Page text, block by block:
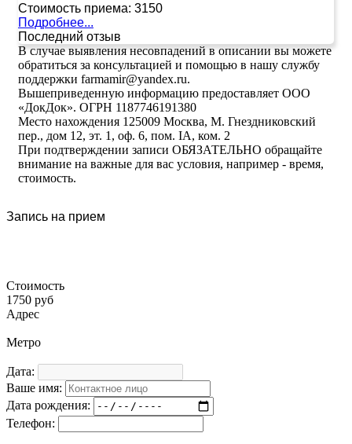
Стоимость приема: 3150
Подробнее...
Последний отзыв
В случае выявления несовпадений в описании вы можете
обратиться за консультацией и помощью в нашу службу
поддержки farmamir@yandex.ru.
Вышеприведенную информацию предоставляет ООО
«ДокДок». ОГРН 1187746191380
Место нахождения 125009 Москва, М. Гнездниковский
пер., дом 12, эт. 1, оф. 6, пом. IA, ком. 2
При подтверждении записи ОБЯЗАТЕЛЬНО обращайте
внимание на важные для вас условия, например - время,
стоимость.
Запись на прием
Стоимость
1750 руб
Адрес
Метро
Дата:
Ваше имя:
Дата рождения:
Телефон: